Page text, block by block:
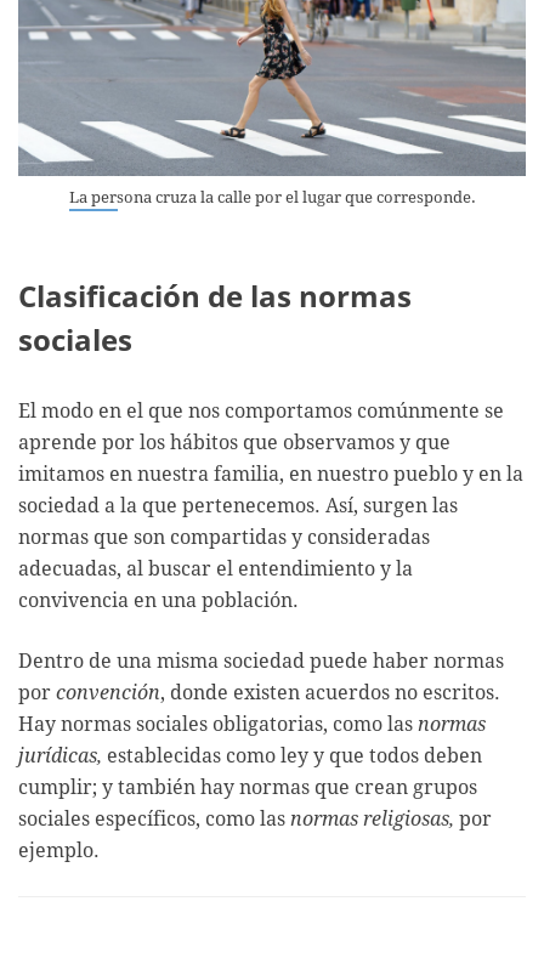
La persona cruza la calle por el lugar que corresponde.
Clasificación de las normas
sociales
El modo en el que nos comportamos comúnmente se
aprende por los hábitos que observamos y que
imitamos en nuestra familia, en nuestro pueblo y en la
sociedad a la que pertenecemos. Así, surgen las
normas que son compartidas y consideradas
adecuadas, al buscar el entendimiento y la
convivencia en una población.
Dentro de una misma sociedad puede haber normas
por convención, donde existen acuerdos no escritos.
Hay normas sociales obligatorias, como las normas
jurídicas, establecidas como ley y que todos deben
cumplir; y también hay normas que crean grupos
sociales específicos, como las normas religiosas, por
ejemplo.